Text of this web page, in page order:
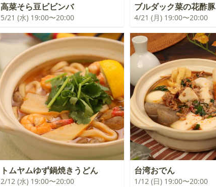
高菜そら豆ビビンバ
5/21 (水) 19:00〜20:00
ブルダック菜の花酢豚
4/21 (月) 19:00〜20:00
トムヤムゆず鍋焼きうどん
2/12 (水) 19:00〜20:00
台湾おでん
1/12 (日) 19:00〜20:00